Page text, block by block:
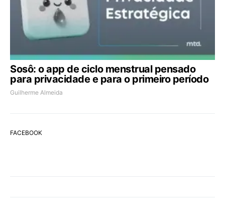
Sosô: o app de ciclo menstrual pensado
para privacidade e para o primeiro período
Guilherme Almeida
FACEBOOK